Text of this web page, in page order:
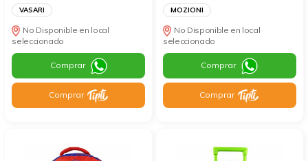
VASARI
No Disponible en local
seleccionado
Comprar
Comprar
MOZIONI
No Disponible en local
seleccionado
Comprar
Comprar